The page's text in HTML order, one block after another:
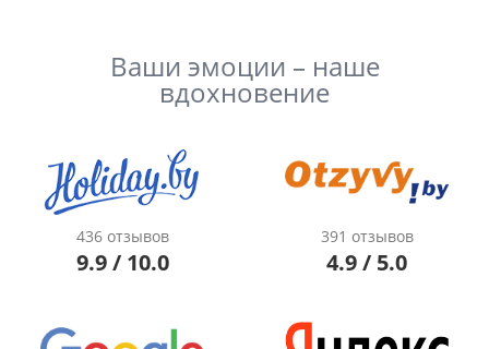
Ваши эмоции – наше
вдохновение
436 отзывов
9.9 / 10.0
391 отзывов
4.9 / 5.0